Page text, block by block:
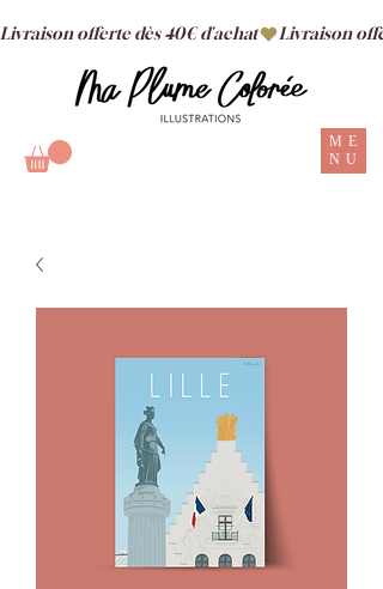
ME
NU
Livraison offerte dès 40€ d'achat